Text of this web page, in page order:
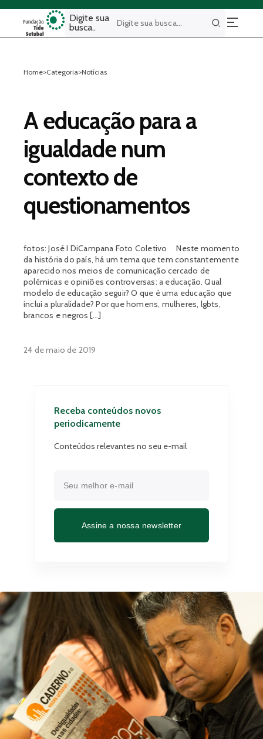
Digite sua
busca..
Buscar
Home>Categoria>Notícias
A educação para a
igualdade num
contexto de
questionamentos
fotos: José I DiCampana Foto Coletivo Neste momento
da história do país, há um tema que tem constantemente
aparecido nos meios de comunicação cercado de
polêmicas e opiniões controversas: a educação. Qual
modelo de educação seguir? O que é uma educação que
inclui a pluralidade? Por que homens, mulheres, lgbts,
brancos e negros […]
24 de maio de 2019
Receba conteúdos novos
periodicamente
Conteúdos relevantes no seu e-mail
Assine a nossa newsletter